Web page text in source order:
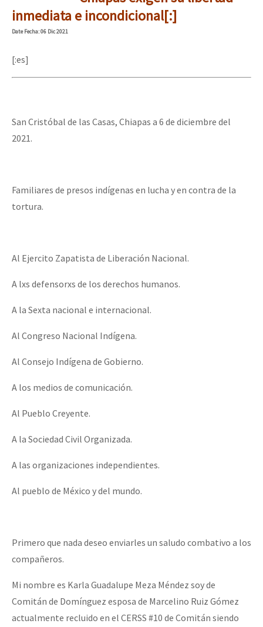
Mundo
EZLN
AutonomÍa y Resistencia
Migración
Presos
Niñxs
ETIQUETAS
Audio
Semillero Guerra contra la Humanidad. (Las poblaciones y
la naturaleza bajo asedio)
Libros para descargar
“Sonhando a Terra do Bem Virá” se publica no Estado Espanhol
inmediata e incondicional[:]
DateFecha: 06 Dic 2021
[:es]
San Cristóbal de las Casas, Chiapas a 6 de diciembre del
2021.
Familiares de presos indígenas en lucha y en contra de la
tortura.
Al Ejercito Zapatista de Liberación Nacional.
A lxs defensorxs de los derechos humanos.
A la Sexta nacional e internacional.
Al Congreso Nacional Indígena.
Al Consejo Indígena de Gobierno.
A los medios de comunicación.
Al Pueblo Creyente.
A la Sociedad Civil Organizada.
A las organizaciones independientes.
Al pueblo de México y del mundo.
Primero que nada deseo enviarles un saludo combativo a los
compañeros.
Mi nombre es Karla Guadalupe Meza Méndez soy de
Comitán de Domínguez esposa de Marcelino Ruiz Gómez
actualmente recluido en el CERSS #10 de Comitán siendo